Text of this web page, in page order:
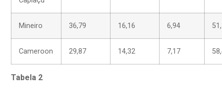
Mineiro 36,79 16,16 6,94
Cameroon 29,87 14,32 7,17
Tabela 2